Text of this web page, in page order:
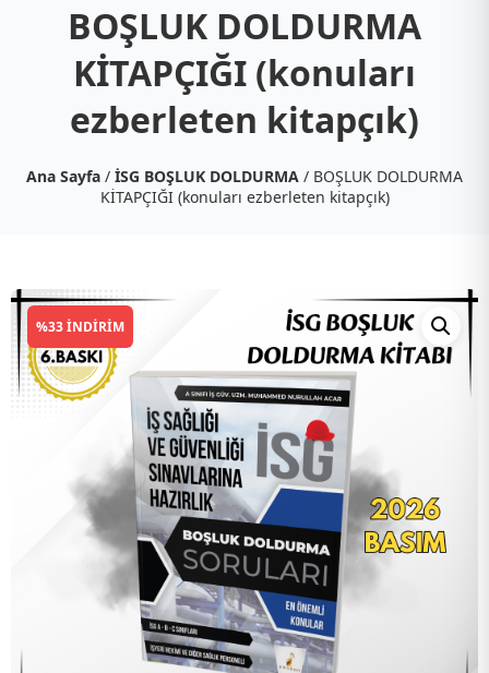
BOŞLUK DOLDURMA
KİTAPÇIĞI (konuları
ezberleten kitapçık)
Ana Sayfa / İSG BOŞLUK DOLDURMA / BOŞLUK DOLDURMA
KİTAPÇIĞI (konuları ezberleten kitapçık)
%33 İNDIRIM